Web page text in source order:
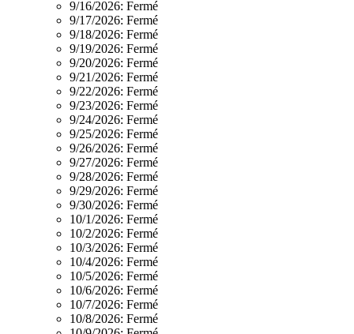
9/16/2026: Fermé
9/17/2026: Fermé
9/18/2026: Fermé
9/19/2026: Fermé
9/20/2026: Fermé
9/21/2026: Fermé
9/22/2026: Fermé
9/23/2026: Fermé
9/24/2026: Fermé
9/25/2026: Fermé
9/26/2026: Fermé
9/27/2026: Fermé
9/28/2026: Fermé
9/29/2026: Fermé
9/30/2026: Fermé
10/1/2026: Fermé
10/2/2026: Fermé
10/3/2026: Fermé
10/4/2026: Fermé
10/5/2026: Fermé
10/6/2026: Fermé
10/7/2026: Fermé
10/8/2026: Fermé